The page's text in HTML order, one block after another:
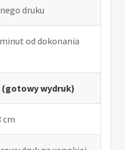
druku
od dokonania
(gotowy wydruk)
cm